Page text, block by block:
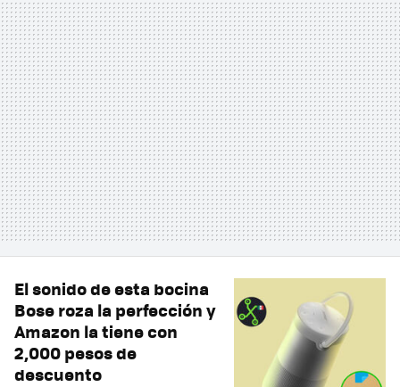
El sonido de esta bocina
Bose roza la perfección y
Amazon la tiene con
2,000 pesos de
descuento